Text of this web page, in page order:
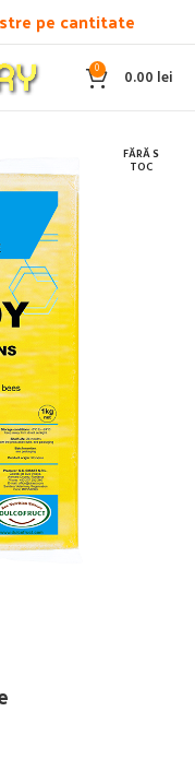
pe cantitate
0 0.00 lei
FĂRĂ S
TOC